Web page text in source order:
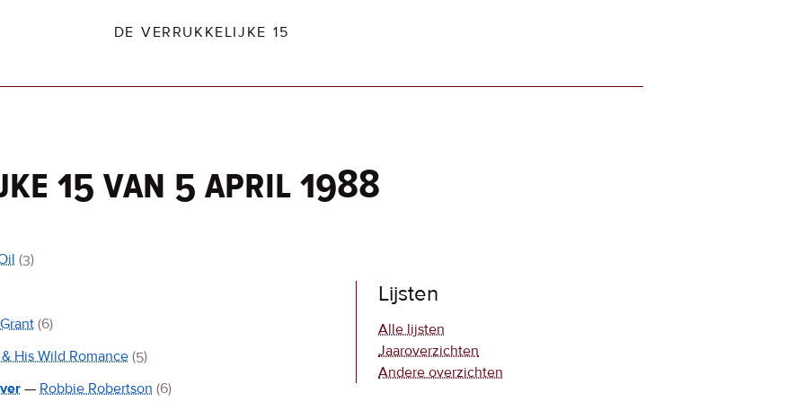
DE VERRUKKELIJKE 15
15 van 5 april 1988
(3)
(6)
His Wild Romance(5)
— Robbie Robertson (6)
Lijsten
Alle lijsten
Jaaroverzichten
Andere overzichten